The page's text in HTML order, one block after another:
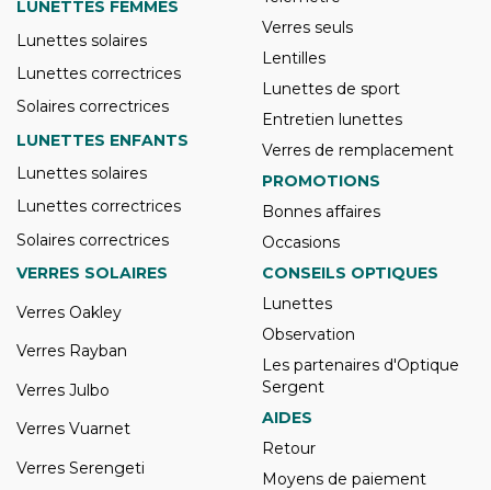
LUNETTES FEMMES
Lunettes solaires
Lunettes correctrices
Solaires correctrices
LUNETTES ENFANTS
Lunettes solaires
Lunettes correctrices
Solaires correctrices
Verres seuls
Lentilles
Lunettes de sport
Entretien lunettes
Verres de remplacement
PROMOTIONS
Bonnes affaires
Occasions
VERRES SOLAIRES
Verres Oakley
Verres Rayban
Verres Julbo
Verres Vuarnet
Verres Serengeti
CONSEILS OPTIQUES
Lunettes
Observation
Les partenaires d'Optique
Sergent
AIDES
Retour
Moyens de paiement